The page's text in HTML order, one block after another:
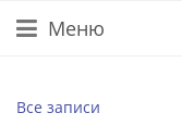
Меню
Все записи